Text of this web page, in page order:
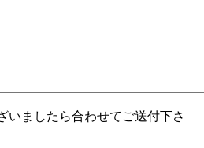
いましたら合わせてご送付下さ